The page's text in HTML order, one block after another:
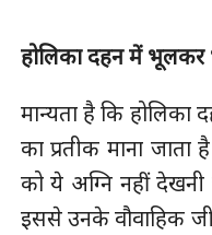
होलिका दहन में
मान्यता है कि
का प्रतीक माना जाता
को ये अग्नि नहीं
इससे उनके वौवाहिक